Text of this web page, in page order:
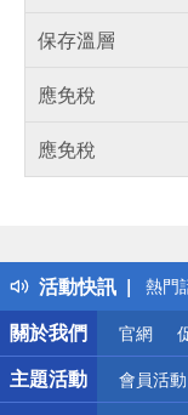
保存溫層
應免稅
應免稅
活動快訊
得獎
熱門
銀行
偏遠
詐騙
關於我們
官網
主題活動 會員活動